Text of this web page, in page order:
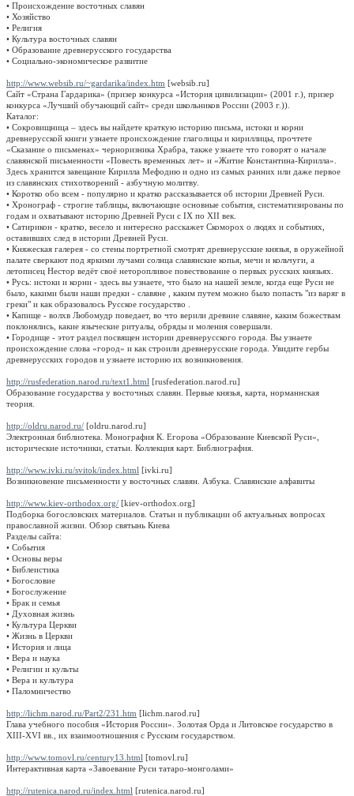
• Происхождение восточных славян
• Хозяйство
• Религия
• Культура восточных славян
• Образование древнерусского государства
• Социально-экономическое развитие
http://www.websib.ru/~gardarika/index.htm [websib.ru]
Сайт «Страна Гардарика» (призер конкурса «История цивилизации» (2001 г.), призер
конкурса «Лучший обучающий сайт» среди школьников России (2003 г.)).
Каталог:
• Сокровищница – здесь вы найдете краткую историю письма, истоки и корни
древнерусской книги узнаете происхождение глаголицы и кириллицы, прочтете
«Сказание о письменах» черноризника Храбра, также узнаете что говорят о начале
славянской письменности «Повесть временных лет» и «Житие Константина-Кирилла».
Здесь хранится завещание Кирилла Мефодию и одно из самых ранних или даже первое
из славянских стихотворений - азбучную молитву.
• Коротко обо всем - популярно и кратко рассказывается об истории Древней Руси.
• Хронограф - строгие таблицы, включающие основные события, систематизированы по
годам и охватывают историю Древней Руси с IX по XII век.
• Сатирикон - кратко, весело и интересно расскажет Скоморох о людях и событиях,
оставивших след в истории Древней Руси.
• Княжеская галерея - со стены портретной смотрят древнерусские князья, в оружейной
палате сверкают под яркими лучами солнца славянские копья, мечи и кольчуги, а
летописец Нестор ведёт своё неторопливое повествование о первых русских князьях.
• Русь: истоки и корни - здесь вы узнаете, что было на нашей земле, когда еще Руси не
было, какими были наши предки - славяне , каким путем можно было попасть "из варяг в
греки" и как образовалось Русское государство .
• Капище - волхв Любомудр поведает, во что верили древние славяне, каким божествам
поклонялись, какие языческие ритуалы, обряды и моления совершали.
• Городище - этот раздел посвящен истории древнерусского города. Вы узнаете
происхождение слова «город» и как строили древнерусские города. Увидите гербы
древнерусских городов и узнаете историю их возникновения.
http://rusfederation.narod.ru/text1.html [rusfederation.narod.ru]
Образование государства у восточных славян. Первые князья, карта, норманнская
теория.
http://oldru.narod.ru/ [oldru.narod.ru]
Электронная библиотека. Монография К. Егорова «Образование Киевской Руси»,
исторические источники, статьи. Коллекция карт. Библиография.
http://www.ivki.ru/svitok/index.html [ivki.ru]
Возникновение письменности у восточных славян. Азбука. Славянские алфавиты
http://www.kiev-orthodox.org/ [kiev-orthodox.org]
Подборка богословских материалов. Статьи и публикации об актуальных вопросах
православной жизни. Обзор святынь Киева
Разделы сайта:
• События
• Основы веры
• Библеистика
• Богословие
• Богослужение
• Брак и семья
• Духовная жизнь
• Культура Церкви
• Жизнь в Церкви
• История и лица
• Вера и наука
• Религии и культы
• Вера и культура
• Паломничество
http://lichm.narod.ru/Part2/231.htm [lichm.narod.ru]
Глава учебного пособия «История России». Золотая Орда и Литовское государство в
XIII-XVI вв., их взаимоотношения с Русским государством.
http://www.tomovl.ru/century13.html [tomovl.ru]
Интерактивная карта «Завоевание Руси татаро-монголами»
http://rutenica.narod.ru/index.html [rutenica.narod.ru]